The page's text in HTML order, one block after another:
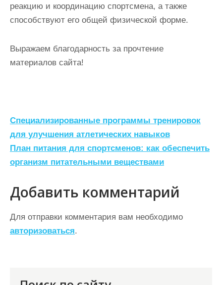
реакцию и координацию спортсмена, а также
способствуют его общей физической форме.
Выражаем благодарность за прочтение
материалов сайта!
Н
а
в
и
г
а
ц
и
Специализированные программы тренировок
для улучшения атлетических навыков
План питания для спортсменов: как обеспечить
организм питательными веществами
Добавить комментарий
Для отправки комментария вам необходимо
авторизоваться.